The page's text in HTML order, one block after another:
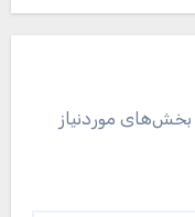
بخش‌های موردنیاز